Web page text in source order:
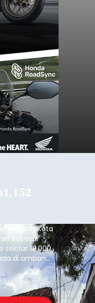
Kota
sebesar
sekitar 18.000
di ambang
ini diambil
pada
tidak
2026 - 21:31